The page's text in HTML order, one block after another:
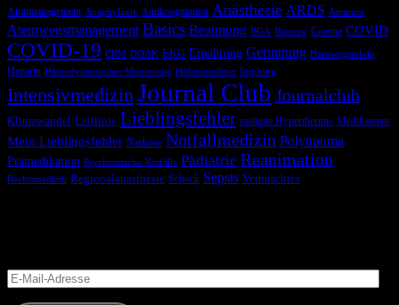
Akutmanagement Anaphylaxie Antikoagulation Anästhesie ARDS Atemnot
Atemwegsmanagement Basics Beatmung BGA Blutung Corona COVID
COVID-19 CRM DOAK EKG Ernährung Gerinnung Harnwegsinfekt
Heparin Hämodynamisches Monitoring Höhenmedizin Impfung
IntensivmedizinJournal Club Journalclub
Klimawandel Leitlinie Lieblingsfehler maligne Hyperthermie Medikament
Mein Lieblingsfehler Narkose Notfallmedizin Polytrauma
Prämedikation Psychiatrische Notfälle Pädiatrie Reanimation
Rechtsmedizin Regionalanästhesie Schock Sepsis Vermischtes
E-
Mail-